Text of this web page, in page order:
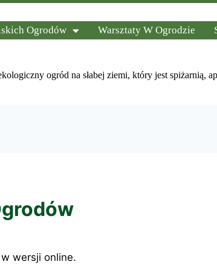
Ogrodów Warsztaty W Ogrodzie
ogród na słabej ziemi, który jest spiżarnią,
wersji online.